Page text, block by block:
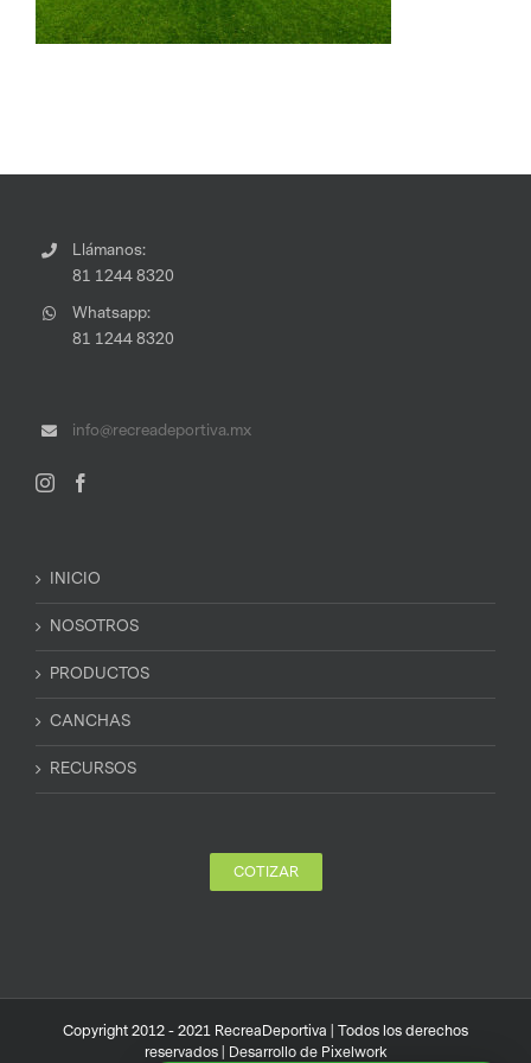
Llámanos:
81 1244 8320
Whatsapp:
81 1244 8320
info@recreadeportiva.mx
INICIO
NOSOTROS
PRODUCTOS
CANCHAS
RECURSOS
COTIZAR
Copyright 2012 - 2021 RecreaDeportiva | Todos los derechos
reservados | Desarrollo de Pixelwork